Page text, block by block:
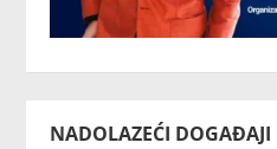
NADOLAZEĆI DOGAĐAJI